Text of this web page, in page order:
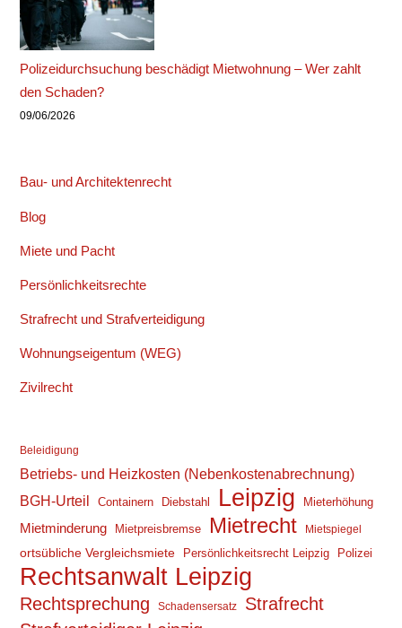
Polizeidurchsuchung beschädigt Mietwohnung – Wer zahlt
den Schaden?
09/06/2026
Bau- und Architektenrecht
Blog
Miete und Pacht
Persönlichkeitsrechte
Strafrecht und Strafverteidigung
Wohnungseigentum (WEG)
Zivilrecht
Beleidigung
Betriebs- und Heizkosten (Nebenkostenabrechnung)
BGH-Urteil Containern Diebstahl Leipzig Mieterhöhung
Mietminderung Mietpreisbremse Mietrecht Mietspiegel
ortsübliche Vergleichsmiete Persönlichkeitsrecht Leipzig Polizei
Rechtsanwalt Leipzig
Rechtsprechung Schadensersatz
Strafrecht